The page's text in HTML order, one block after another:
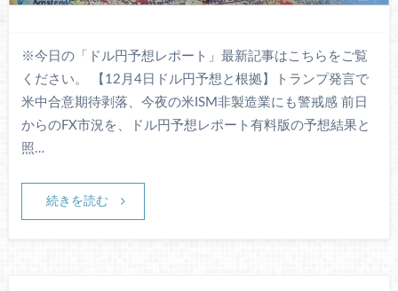
※今日の「ドル円予想レポート」最新記事はこちらをご覧
ください。 【12月4日ドル円予想と根拠】トランプ発言で
米中合意期待剥落、今夜の米ISM非製造業にも警戒感 前日
からのFX市況を、ドル円予想レポート有料版の予想結果と
照…
続きを読む